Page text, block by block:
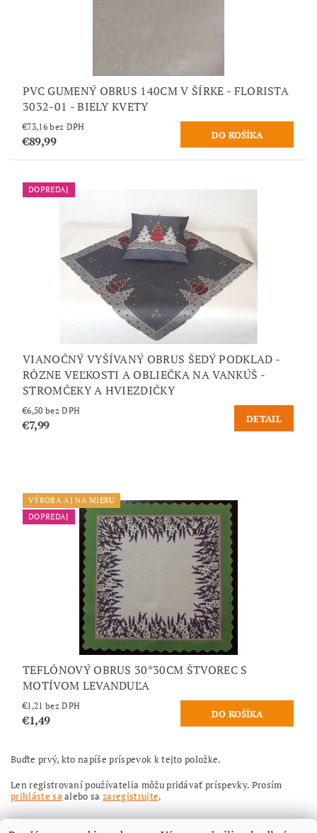
PVC GUMENÝ OBRUS 140CM V ŠÍRKE - FLORISTA
3032-01 - BIELY KVETY
€73,16 bez DPH
€89,99
DOPREDAJ
VIANOČNÝ VYŠÍVANÝ OBRUS ŠEDÝ PODKLAD -
RÔZNE VEĽKOSTI A OBLIEČKA NA VANKÚŠ -
STROMČEKY A HVIEZDIČKY
€6,50 bez DPH
€7,99 DETAIL
VÝROBA AJ NA MIERU
DOPREDAJ
TEFLÓNOVÝ OBRUS 30*30CM ŠTVOREC S
MOTÍVOM LEVANDUĽA
€1,21 bez DPH
€1,49
Buďte prvý, kto napíše príspevok k tejto položke.
Len registrovaní používatelia môžu pridávať príspevky. Prosím
prihláste saalebo sazaregistrujte.